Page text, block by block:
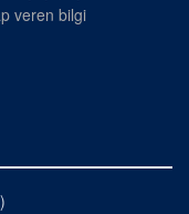
veren bilgi